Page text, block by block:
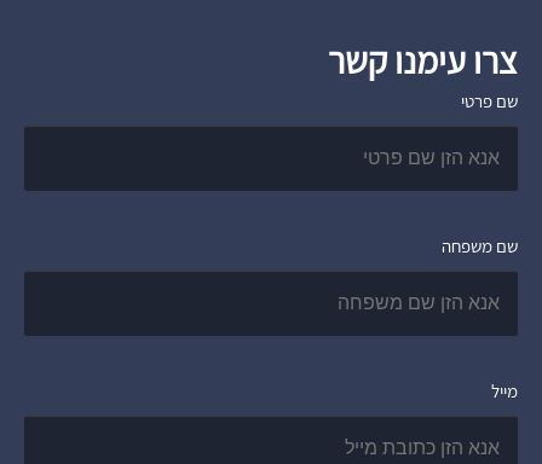
צרו עימנו קשר
שם פרטי
שם משפחה
מייל